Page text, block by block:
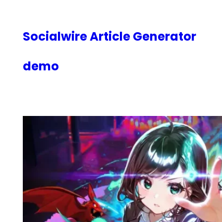
Socialwire Article Generator
demo